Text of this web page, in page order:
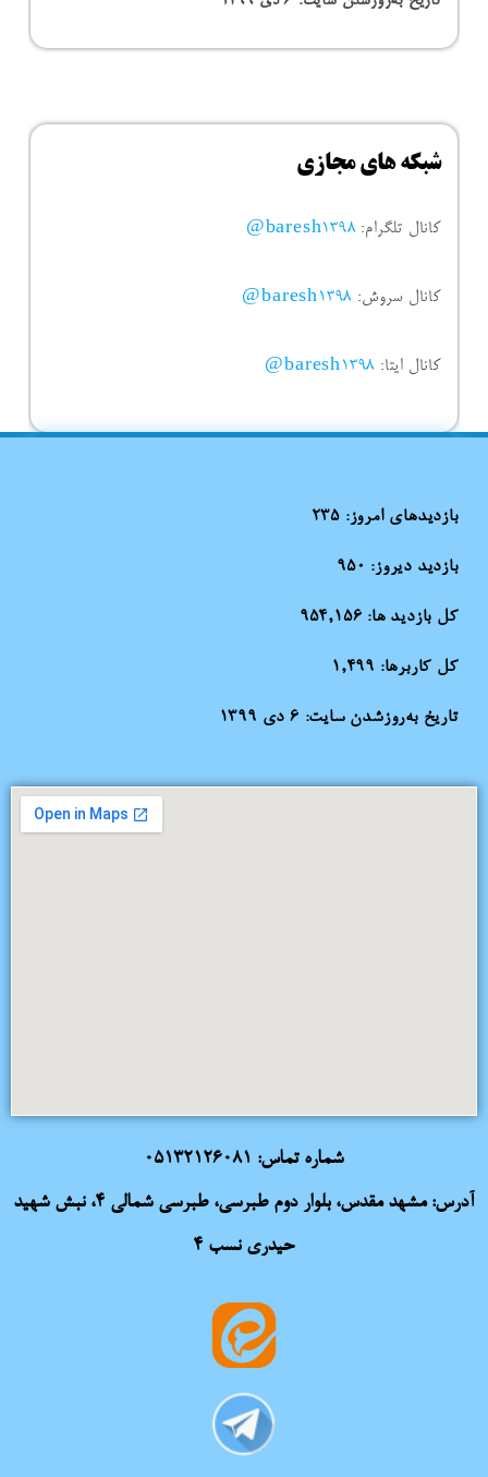
شبکه های مجازی
کانال تلگرام: baresh1398@
کانال سروش: baresh1398@
کانال ایتا: baresh1398@
بازدیدهای امروز:235
بازدید دیروز: 950
کل بازدید ها: 954,156
کل کاربرها: 1,499
تاریخ به‌روزشدن سایت: ۶ دی ۱۳۹۹
شماره تماس: 05132126081
آدرس: مشهد مقدس، بلوار دوم طبرسی، طبرسی شمالی 4، نبش شهید
حیدری نسب 4